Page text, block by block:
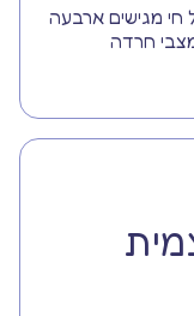
מגישים ארבעה
חרדה